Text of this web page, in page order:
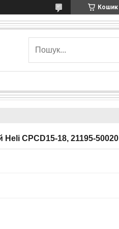
Кошик
CPCD15-18, 21195-50020